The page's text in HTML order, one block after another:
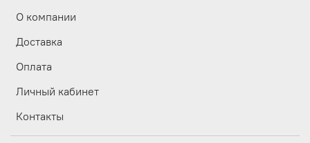
О компании
Доставка
Оплата
Личный кабинет
Контакты